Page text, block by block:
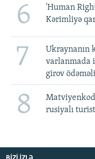
6
'Human
Kərimliyə
7
Ukraynanın
varlanmada
girov
8
rusiyalı